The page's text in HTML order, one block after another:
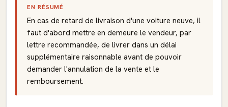
EN RÉSUMÉ
En cas de retard de livraison d'une voiture neuve, il
faut d'abord mettre en demeure le vendeur, par
lettre recommandée, de livrer dans un délai
supplémentaire raisonnable avant de pouvoir
demander l'annulation de la vente et le
remboursement.